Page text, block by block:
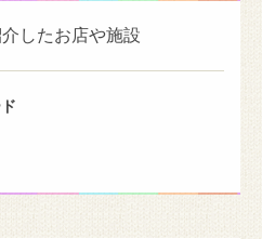
したお店や施設